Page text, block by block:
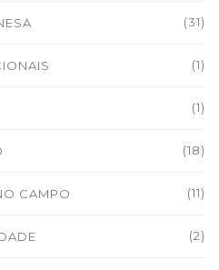
(31)
(1)
(1)
(18)
CAMPO (11)
(2)